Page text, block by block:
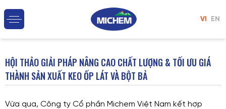
VI EN
HỘI THẢO GIẢI PHÁP NÂNG CAO CHẤT LƯỢNG & TỐI ƯU GIÁ
THÀNH SẢN XUẤT KEO ỐP LÁT VÀ BỘT BẢ
Vừa qua, Công ty Cổ phần Michem Việt Nam kết hợp